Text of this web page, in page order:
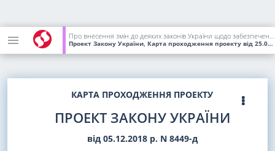
Про внесення змін до деяких законів України щодо забезпечення конкурентних умов виробництва електричної енергії з альтернативних джерел енергії
Проект Закону України, Карта проходження проекту від 25.04.2019
КАРТА ПРОХОДЖЕННЯ ПРОЕКТУ
ПРОЕКТ ЗАКОНУ УКРАЇНИ
від 05.12.2018 р. N 8449-д